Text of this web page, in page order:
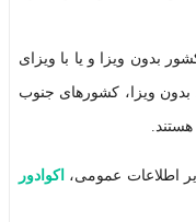
اکوادور می توانید به 94 کشور بدون ویزا و یا با ویزای
ویزا، کشورهای جنوب
اطلاعات عمومی، اکوادور